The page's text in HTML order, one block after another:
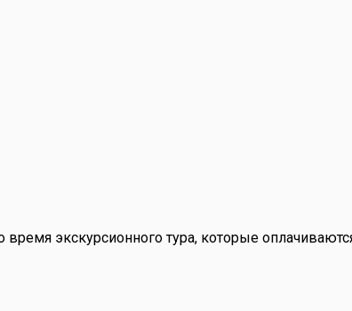
экскурсионного тура, которые